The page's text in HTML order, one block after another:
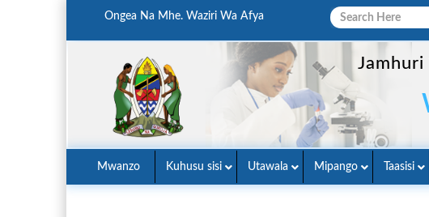
Ongea Na Mhe. Waziri Wa Afya
Jamhuri
Mwanzo Kuhusu sisi Utawala Mipango Taasisi